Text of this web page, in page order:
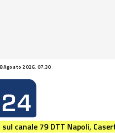
Agosto 2026, 07:30
canale 79 DTT Napoli,